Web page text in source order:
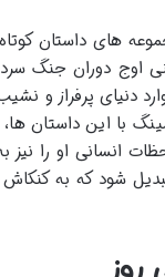
های داستان
یعنی اوج دوران
دنیای پرفراز و
با این داستان
انسانی او را
شود که به